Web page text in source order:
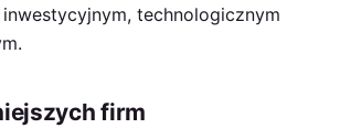
technologicznym
firm